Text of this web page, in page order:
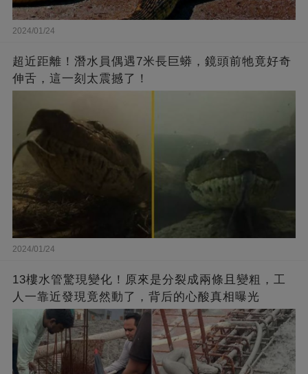
2024/01/24
超近距離！潛水員偶遇7米長巨蟒，鏡頭前牠竟好奇
伸舌，這一刻太震撼了！
2024/01/24
13樓水管驚現變化！原來是分裂成兩條且變粗，工
人一靠近發現竟然動了，背后的心酸真相曝光